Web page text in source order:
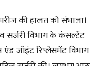
की हालत को संभाला।
सर्जरी विभाग के कंसल्टेंट
जॉइंट रिप्लेसमेंट विभाग